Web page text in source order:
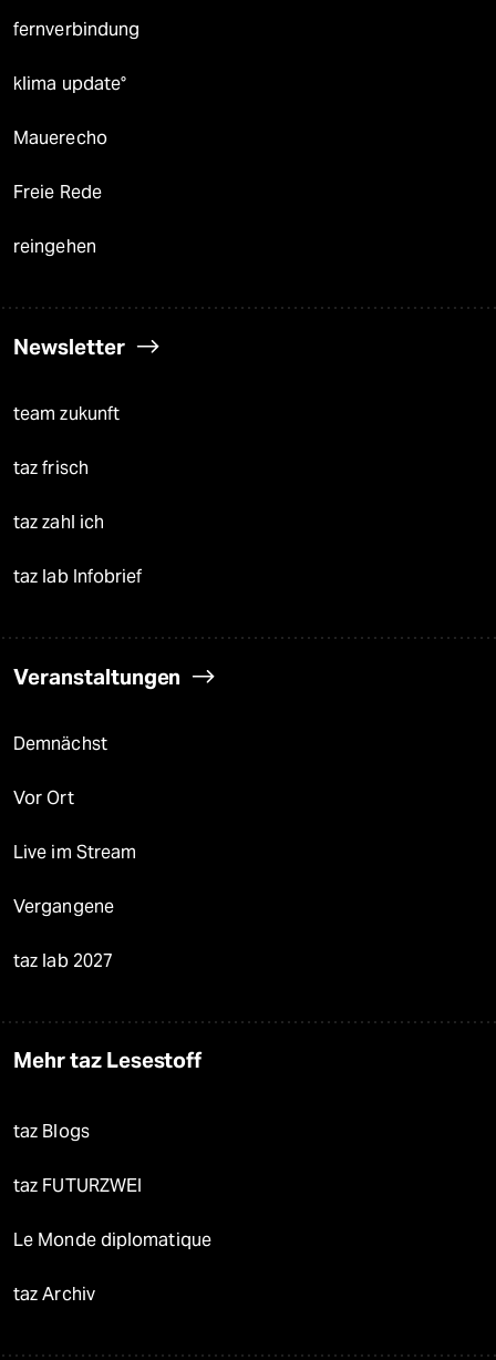
fernverbindung
klima update°
Mauerecho
Freie Rede
reingehen
Newsletter
team zukunft
taz frisch
taz zahl ich
taz lab Infobrief
Veranstaltungen
Demnächst
Vor Ort
Live im Stream
Vergangene
taz lab 2027
Mehr taz Lesestoff
taz Blogs
taz FUTURZWEI
Le Monde diplomatique
taz Archiv